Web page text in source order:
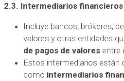
2.3. Intermediarios financieros
Incluye bancos, brókeres,
valores y otras entidades
de pagos de valores entre
Estos intermediarios están
como intermediarios